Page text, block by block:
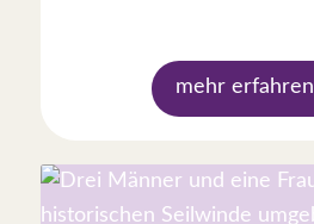
mehr erfahren